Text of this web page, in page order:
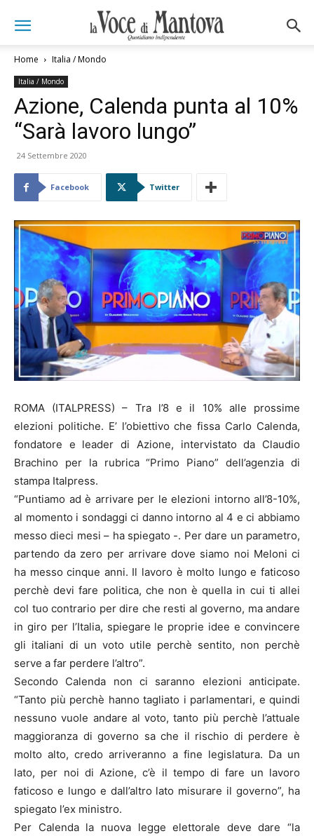
Home Italia / Mondo
Italia / Mondo
Azione, Calenda punta al 10%
“Sarà lavoro lungo”
24 Settembre 2020
Facebook Twitter
ROMA (ITALPRESS) – Tra l’8 e il 10% alle prossime
elezioni politiche. E’ l’obiettivo che fissa Carlo Calenda,
fondatore e leader di Azione, intervistato da Claudio
Brachino per la rubrica “Primo Piano” dell’agenzia di
stampa Italpress.
“Puntiamo ad è arrivare per le elezioni intorno all’8-10%,
al momento i sondaggi ci danno intorno al 4 e ci abbiamo
messo dieci mesi – ha spiegato -. Per dare un parametro,
partendo da zero per arrivare dove siamo noi Meloni ci
ha messo cinque anni. Il lavoro è molto lungo e faticoso
perchè devi fare politica, che non è quella in cui ti allei
col tuo contrario per dire che resti al governo, ma andare
in giro per l’Italia, spiegare le proprie idee e convincere
gli italiani di un voto utile perchè sentito, non perchè
serve a far perdere l’altro”.
Secondo Calenda non ci saranno elezioni anticipate.
“Tanto più perchè hanno tagliato i parlamentari, e quindi
nessuno vuole andare al voto, tanto più perchè l’attuale
maggioranza di governo sa che il rischio di perdere è
molto alto, credo arriveranno a fine legislatura. Da un
lato, per noi di Azione, c’è il tempo di fare un lavoro
faticoso e lungo e dall’altro lato misurare il governo”, ha
spiegato l’ex ministro.
Per Calenda la nuova legge elettorale deve dare “la